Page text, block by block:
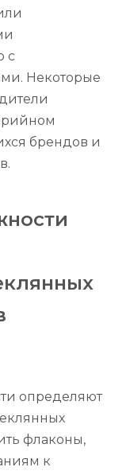
с
Некоторые
брендов и
определяют
флаконы,
к